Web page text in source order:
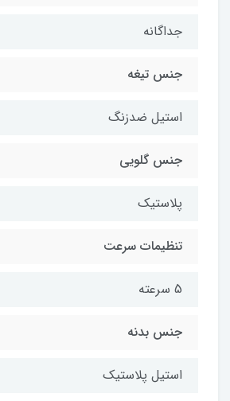
جداگانه
جنس تیغه
استیل ضدزنگ
جنس گلویی
پلاستیک
تنظیمات سرعت
5 سرعته
جنس بدنه
استیل پلاستیک